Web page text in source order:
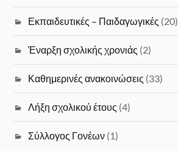
Εκπαιδευτικές – Παιδαγωγικές (20)
Έναρξη σχολικής χρονιάς (2)
Καθημερινές ανακοινώσεις (33)
Λήξη σχολικού έτους (4)
Σύλλογος Γονέων (1)